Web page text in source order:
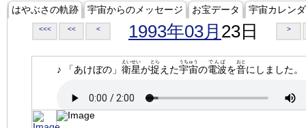
はやぶさの軌跡 宇宙からのメッセージ お宝データ 宇宙カレン
<<< << < 1993年03月 23日 >
♪ 「あけぼの」 衛星
えいせい
が捉
とら
えた宇宙
うちゅう
の電波
でんぱ
を音
おと
にしました。